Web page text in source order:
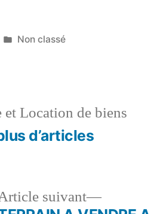
Publié
Non classé
et Location de biens
d’articles
suivant
Article